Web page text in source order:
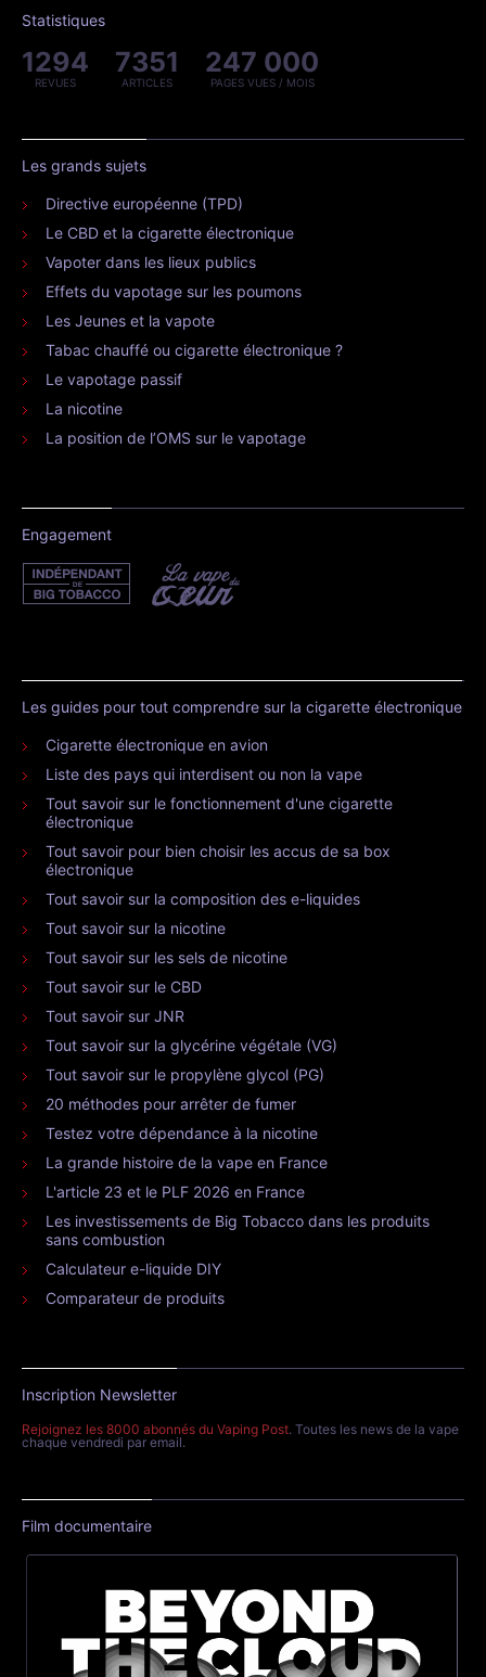
Statistiques
1294
REVUES
7351
ARTICLES
247 000
PAGES VUES / MOIS
Les grands sujets
Directive européenne (TPD)
Le CBD et la cigarette électronique
Vapoter dans les lieux publics
Effets du vapotage sur les poumons
Les Jeunes et la vapote
Tabac chauffé ou cigarette électronique ?
Le vapotage passif
La nicotine
La position de l’OMS sur le vapotage
Engagement
Les guides pour tout comprendre sur la cigarette électronique
Cigarette électronique en avion
Liste des pays qui interdisent ou non la vape
Tout savoir sur le fonctionnement d'une cigarette
électronique
Tout savoir pour bien choisir les accus de sa box
électronique
Tout savoir sur la composition des e-liquides
Tout savoir sur la nicotine
Tout savoir sur les sels de nicotine
Tout savoir sur le CBD
Tout savoir sur JNR
Tout savoir sur la glycérine végétale (VG)
Tout savoir sur le propylène glycol (PG)
20 méthodes pour arrêter de fumer
Testez votre dépendance à la nicotine
La grande histoire de la vape en France
L'article 23 et le PLF 2026 en France
Les investissements de Big Tobacco dans les produits
sans combustion
Calculateur e-liquide DIY
Comparateur de produits
Inscription Newsletter
Rejoignez les 8000 abonnés du Vaping Post. Toutes les news de la vape
chaque vendredi par email.
Film documentaire